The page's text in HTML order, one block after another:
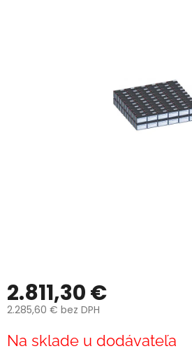
2.811,30 €
2.285,60 € bez DPH
cena:
Na sklade u dodávateľa